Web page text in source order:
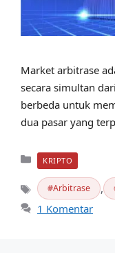
Market arbitrase
secara simultan
berbeda untuk
dua pasar yang
Kategori
KRIPTO
Tag Arbitrase ,
1 Komentar